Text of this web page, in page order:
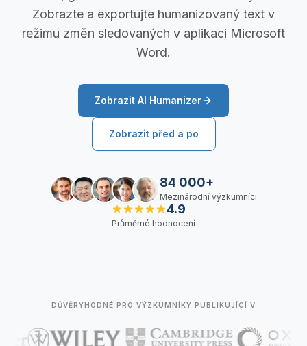
Zobrazte a exportujte humanizovaný text v
režimu změn sledovaných v aplikaci Microsoft
Word.
Zobrazit AI Humanizer
Zobrazit před a po
84 000+
Mezinárodní výzkumníci
4.9
Průměrné hodnocení
DŮVĚRYHODNÉ PRO VÝZKUMNÍKY PUBLIKUJÍCÍ V